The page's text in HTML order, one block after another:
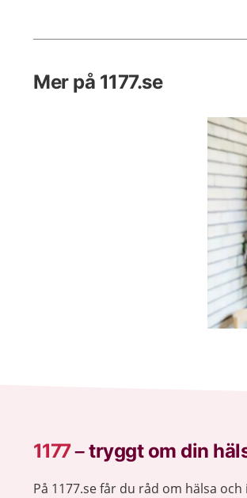
Mer på 1177.se
1177–tryggt om din
På 1177.se får du råd om hälsa